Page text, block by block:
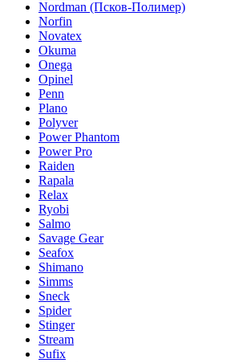
Nordman (Псков-Полимер)
Norfin
Novatex
Okuma
Onega
Opinel
Penn
Plano
Polyver
Power Phantom
Power Pro
Raiden
Rapala
Relax
Ryobi
Salmo
Savage Gear
Seafox
Shimano
Simms
Sneck
Spider
Stinger
Stream
Sufix